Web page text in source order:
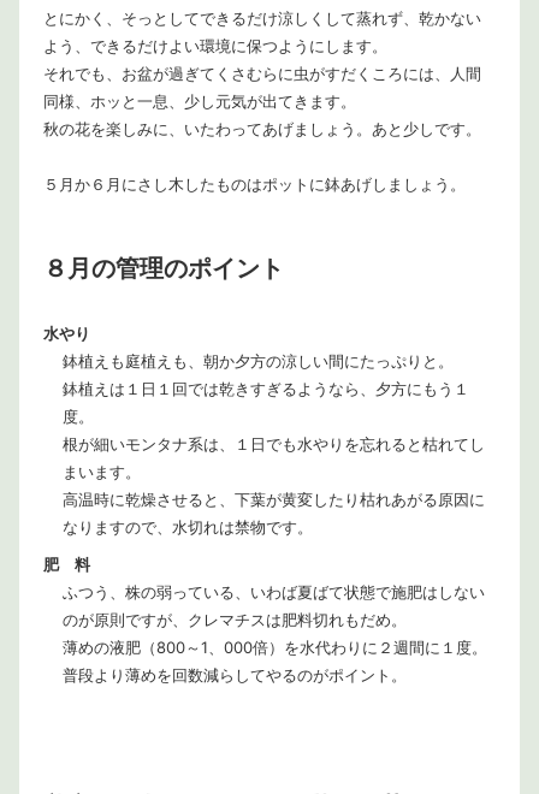
とにかく、そっとしてできるだけ涼しくして蒸れず、乾かない
よう、できるだけよい環境に保つようにします。
それでも、お盆が過ぎてくさむらに虫がすだくころには、人間
同様、ホッと一息、少し元気が出てきます。
秋の花を楽しみに、いたわってあげましょう。あと少しです。
５月か６月にさし木したものはポットに鉢あげしましょう。
８月の管理のポイント
水やり
鉢植えも庭植えも、朝か夕方の涼しい間にたっぷりと。
鉢植えは１日１回では乾きすぎるようなら、夕方にもう１
度。
根が細いモンタナ系は、１日でも水やりを忘れると枯れてし
まいます。
高温時に乾燥させると、下葉が黄変したり枯れあがる原因に
なりますので、水切れは禁物です。
肥 料
ふつう、株の弱っている、いわば夏ばて状態で施肥はしない
のが原則ですが、クレマチスは肥料切れもだめ。
薄めの液肥（800～1、000倍）を水代わりに２週間に１度。
普段より薄めを回数減らしてやるのがポイント。